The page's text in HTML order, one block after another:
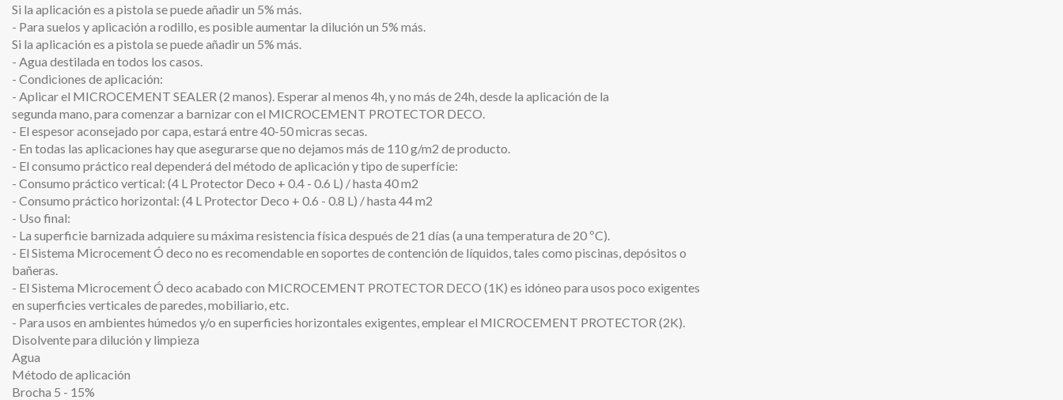
Si la aplicación es a pistola se puede añadir un 5% más.
- Para suelos y aplicación a rodillo, es posible aumentar la dilución un 5% más.
Si la aplicación es a pistola se puede añadir un 5% más.
- Agua destilada en todos los casos.
- Condiciones de aplicación:
- Aplicar el MICROCEMENT SEALER (2 manos). Esperar al menos 4h, y no más de 24h, desde la aplicación de la
segunda mano, para comenzar a barnizar con el MICROCEMENT PROTECTOR DECO.
- El espesor aconsejado por capa, estará entre 40-50 micras secas.
- En todas las aplicaciones hay que asegurarse que no dejamos más de 110 g/m2 de producto.
- El consumo práctico real dependerá del método de aplicación y tipo de superfície:
- Consumo práctico vertical: (4 L Protector Deco + 0.4 - 0.6 L) / hasta 40 m2
- Consumo práctico horizontal: (4 L Protector Deco + 0.6 - 0.8 L) / hasta 44 m2
- Uso final:
- La superficie barnizada adquiere su máxima resistencia física después de 21 días (a una temperatura de 20 ºC).
- El Sistema Microcement Ó deco no es recomendable en soportes de contención de líquidos, tales como piscinas, depósitos o
bañeras.
- El Sistema Microcement Ó deco acabado con MICROCEMENT PROTECTOR DECO (1K) es idóneo para usos poco exigentes
en superficies verticales de paredes, mobiliario, etc.
- Para usos en ambientes húmedos y/o en superficies horizontales exigentes, emplear el MICROCEMENT PROTECTOR (2K).
Disolvente para dilución y limpieza
Agua
Método de aplicación
Brocha 5 - 15%